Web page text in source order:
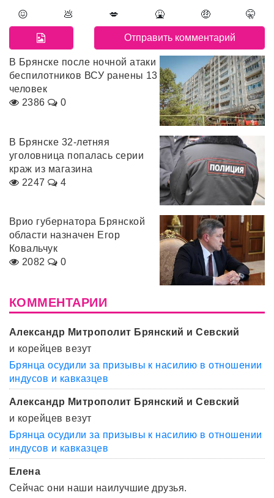
😖 💩 💋 🤮 🤑 🤫
В Брянске после ночной атаки
беспилотников ВСУ ранены 13
человек
2386
0
В Брянске 32-летняя
уголовница попалась серии
краж из магазина
2247
4
Врио губернатора Брянской
области назначен Егор
Ковальчук
2082
0
КОММЕНТАРИИ
Александр Митрополит Брянский и Севский
и корейцев везут
Брянца осудили за призывы к насилию в отношении
индусов и кавказцев
Александр Митрополит Брянский и Севский
и корейцев везут
Брянца осудили за призывы к насилию в отношении
индусов и кавказцев
Елена
Сейчас они наши наилучшие друзья.